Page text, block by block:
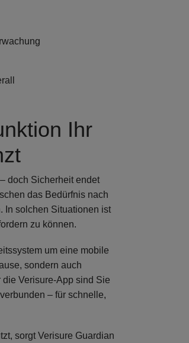
Ihr
doch Sicherheit endet
das Bedürfnis nach
In solchen Situationen ist
zu können.
um eine mobile
sondern auch
Verisure-App sind Sie
verbunden – für schnelle,
sorgt Verisure Guardian